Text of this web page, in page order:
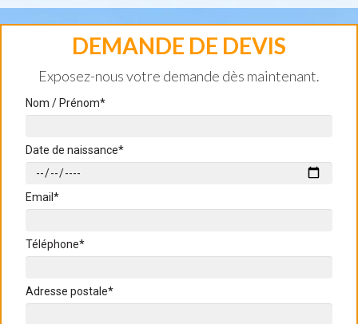
DEMANDE DE DEVIS
Exposez-nous votre demande dès maintenant.
Nom / Prénom*
Date de naissance*
Email*
Téléphone*
Adresse postale*